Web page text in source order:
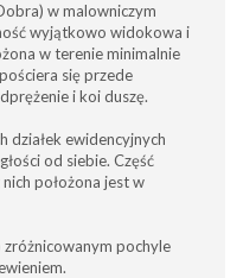
w malowniczym
wyjątkowo widokowa i
w terenie minimalnie
się przede
i koi duszę.
działek ewidencyjnych
od siebie. Część
położona jest w
pochyle